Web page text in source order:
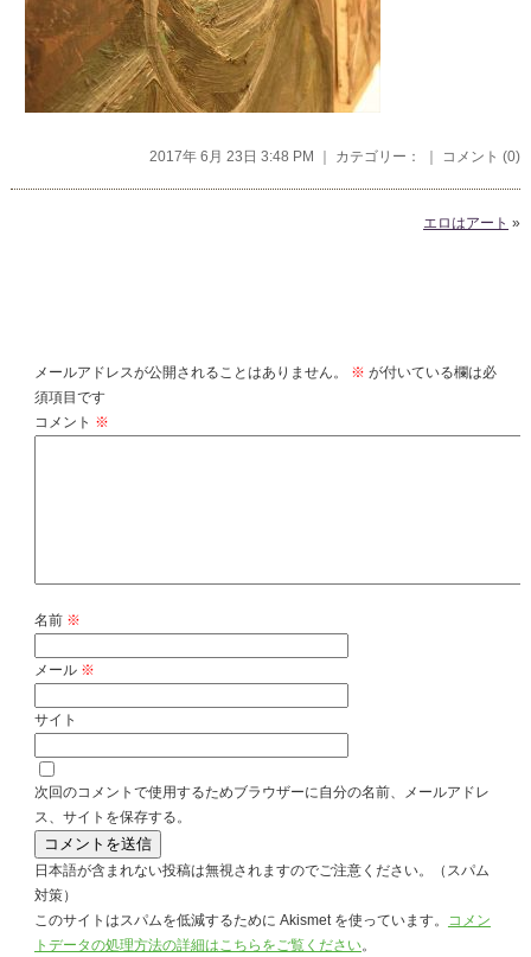
2017年 6月 23日 3:48 PM ｜ カテゴリー： ｜ コメント (0)
エロはアート »
メールアドレスが公開されることはありません。 ※ が付いている欄は必
須項目です
コメント ※
名前 ※
メール ※
サイト
次回のコメントで使用するためブラウザーに自分の名前、メールアドレ
ス、サイトを保存する。
日本語が含まれない投稿は無視されますのでご注意ください。（スパム
対策）
このサイトはスパムを低減するために Akismet を使っています。 コメン
トデータの処理方法の詳細はこちらをご覧ください。